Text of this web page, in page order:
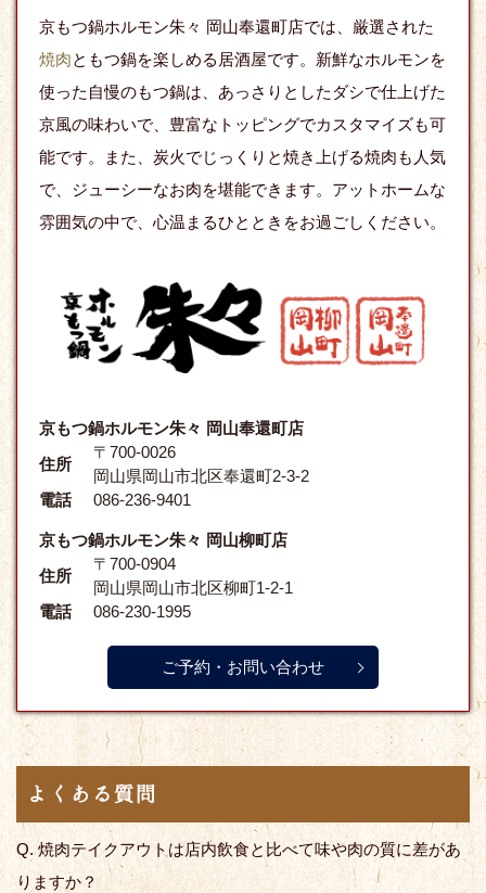
京もつ鍋ホルモン朱々 岡山奉還町店では、厳選された
焼肉ともつ鍋を楽しめる居酒屋です。新鮮なホルモンを
使った自慢のもつ鍋は、あっさりとしたダシで仕上げた
京風の味わいで、豊富なトッピングでカスタマイズも可
能です。また、炭火でじっくりと焼き上げる焼肉も人気
で、ジューシーなお肉を堪能できます。アットホームな
雰囲気の中で、心温まるひとときをお過ごしください。
京もつ鍋ホルモン朱々 岡山奉還町店
住所
〒700-0026
岡山県岡山市北区奉還町2-3-2
電話
086-236-9401
京もつ鍋ホルモン朱々 岡山柳町店
住所
〒700-0904
岡山県岡山市北区柳町1-2-1
電話
086-230-1995
ご予約・お問い合わせ
よくある質問
Q. 焼肉テイクアウトは店内飲食と比べて味や肉の質に差があ
りますか？